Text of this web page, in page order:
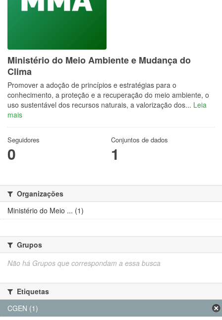
Ministério do Meio Ambiente e Mudança do
Clima
Promover a adoção de princípios e estratégias para o
conhecimento, a proteção e a recuperação do meio ambiente, o
uso sustentável dos recursos naturais, a valorização dos... Leia
mais
Seguidores
0
Conjuntos de dados
1
Organizações
Ministério do Meio ... (1)
Grupos
Não há Grupos que correspondam a essa busca
Etiquetas
CGEN (1)